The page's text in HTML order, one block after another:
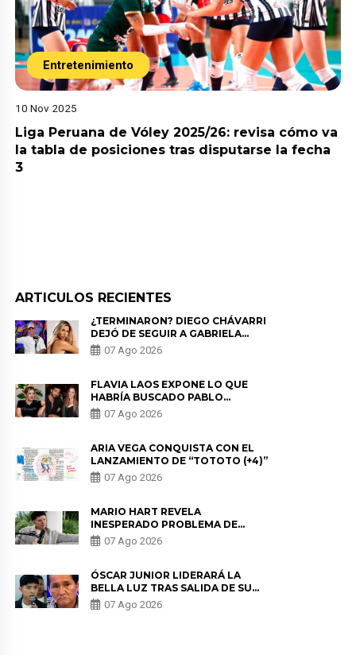
Entretenimiento
10 Nov 2025
Liga Peruana de Vóley 2025/26: revisa cómo va
la tabla de posiciones tras disputarse la fecha
3
ARTICULOS RECIENTES
¿TERMINARON? DIEGO CHÁVARRI
DEJÓ DE SEGUIR A GABRIELA
HERRERA Y ANUNCIA SU SALIDA
DE PÓDCAST
07 Ago 2026
FLAVIA LAOS EXPONE LO QUE
HABRÍA BUSCADO PABLO
HEREDIA CON ALE FULLER: “UNA
DE LAS PARTES QUERÍA EL
07 Ago 2026
ARIA VEGA CONQUISTA CON EL
LANZAMIENTO DE “TOTOTO (+4)”
07 Ago 2026
MARIO HART REVELA
INESPERADO PROBLEMA DE
SALUD ANTES DE SEPARARSE DE
KORINA: “ME ENCONTRARON UN
07 Ago 2026
ÓSCAR JUNIOR LIDERARÁ LA
BELLA LUZ TRAS SALIDA DE SU
PADRE POR POLÉMICA CON
NALDY SALDAÑA
07 Ago 2026